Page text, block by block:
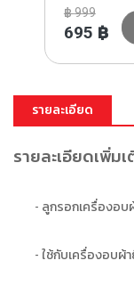
฿999
695 ฿
รายละเอียด
รายละเอียดเพิ่มเ
- ลูกรอกเครื่องอบ
- ใช้กับเครื่องอบผ้า